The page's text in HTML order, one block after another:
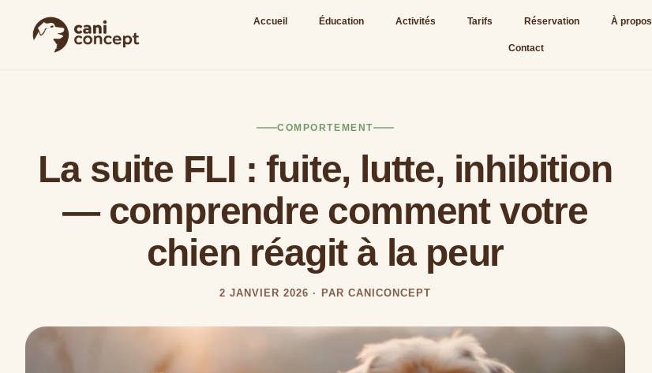
Accueil Éducation Activités Tarifs Réservation À propos
Contact
COMPORTEMENT
La suite FLI : fuite, lutte, inhibition
— comprendre comment votre
chien réagit à la peur
2 JANVIER 2026 · PAR CANICONCEPT